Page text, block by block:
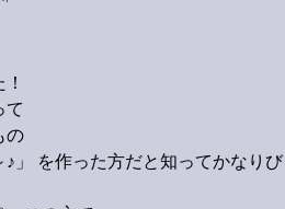
て
の
♪」 を作った方だと知ってかなり